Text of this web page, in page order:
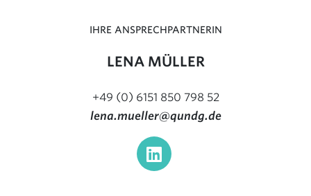
IHRE ANSPRECHPARTNERIN
LENA MÜLLER
+49 (0) 6151 850 798 52
lena.mueller@qundg.de